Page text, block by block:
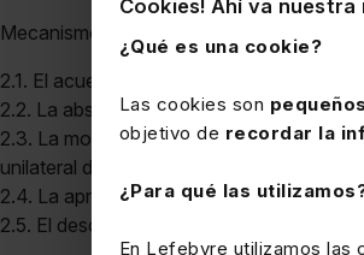
Cookies! Ahí va nuestra
¿Qué es una cookie?
Las cookies son
objetivo de recordar la
¿Para qué las
En Lefebvre utilizamos las
Mecanismos de ajuste salarial:
2.1. El acuerdo novatorio entre trabajador
2.2. La absorción y compensación salarial.
2.3. La modificación del sistema de
unilateral del empresario.
2.4. La aprobación de un nuevo
2.5. El descuelgue de las condiciones